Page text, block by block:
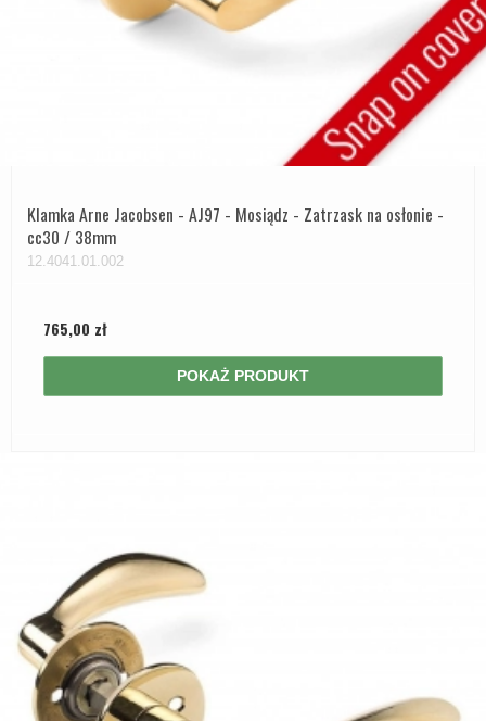
Klamka Arne Jacobsen - AJ97 - Mosiądz - Zatrzask na osłonie -
cc30 / 38mm
12.4041.01.002
765,00 zł
POKAŻ PRODUKT